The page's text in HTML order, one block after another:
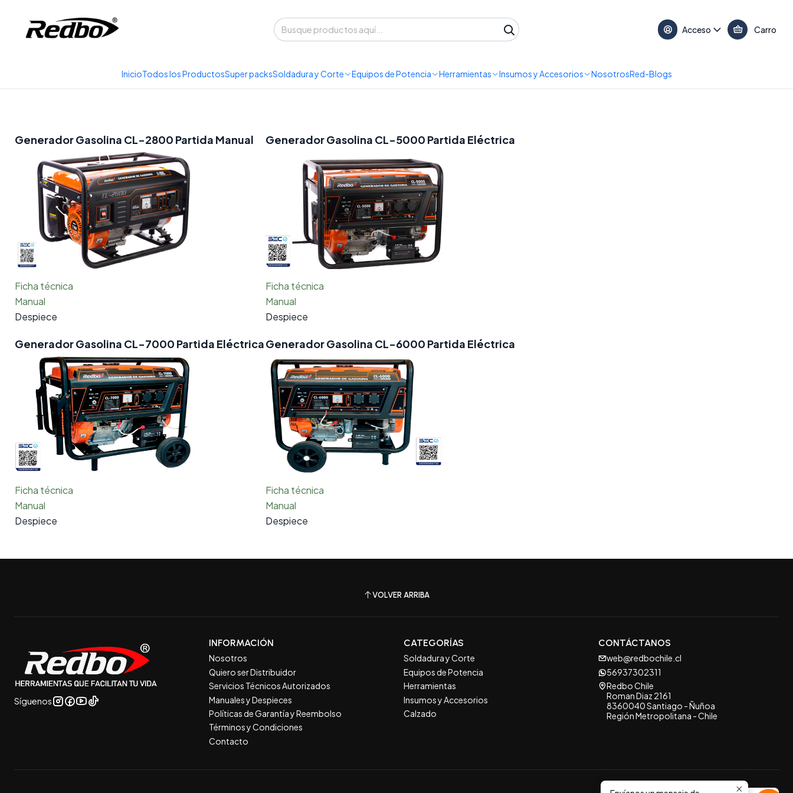
Acceso Carro
InicioTodos los ProductosSuper packsSoldadura y Corte Equipos de Potencia Herramientas Insumos y Accesorios NosotrosRed-Blogs
Inicio Blog Generadores
Generadores
Generador Gasolina CL-2800 Partida Manual
Ficha técnica
Manual
Despiece
Generador Gasolina CL-5000 Partida Eléctrica
Ficha técnica
Manual
Despiece
Generador Gasolina CL-7000 Partida Eléctrica
Ficha técnica
Manual
Despiece
Generador Gasolina CL-6000 Partida Eléctrica
Ficha técnica
Manual
Despiece
VOLVER ARRIBA
Síguenos
INFORMACIÓN
Nosotros
Quiero ser Distribuidor
Servicios Técnicos Autorizados
Manuales y Despieces
Políticas de Garantía y Reembolso
Términos y Condiciones
Contacto
CATEGORÍAS
Soldadura y Corte
Equipos de Potencia
Herramientas
Insumos y Accesorios
Calzado
CONTÁCTANOS
web@redbochile.cl
56937302311
Redbo Chile
Roman Diaz 2161
8360040 Santiago - Ñuñoa
Región Metropolitana - Chile